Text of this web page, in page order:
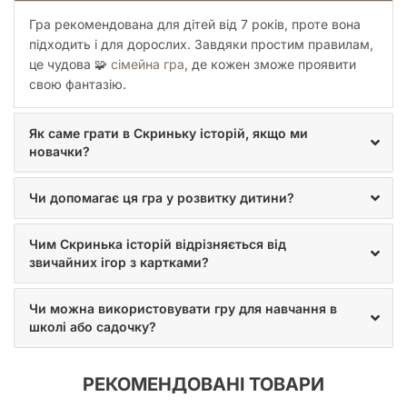
історій, а й у реальному житті, розвиваючи емпатію та
вміння працювати в команді. Діти, які регулярно грають у
подібні ігри, легше адаптуються до соціальних ситуацій,
впевненіше почуваються у спілкуванні з однолітками та
Ідеально для сімейного дозвілля
сучасному ритмі життя, коли кожен член сім'ї зайнятий
своїми справами, спільні ігри стають рідкістю. Ця гра
створює ідеальні умови для того, щоб батьки та діти могли
зануритися у світ спільної творчості, обмінюватися ідеями
та просто насолоджуватися товариством один одного. Це
спосіб створити незабутні спогади та зміцнити родинні
зв'язки.
Переваги "Скриньки історій":
Розвиток фантазії: Заохочує до створення
оригінальних сюжетів та образів.
Гра рекомендована для дітей від 7 років, проте вона
підходить і для дорослих. Завдяки простим правилам,
це чудова 🧩 сімейна гра, де кожен зможе проявити
свою фантазію.
Як саме грати в Скриньку історій, якщо ми
новачки?
Чи допомагає ця гра у розвитку дитини?
Чим Скринька історій відрізняється від
звичайних ігор з картками?
Чи можна використовувати гру для навчання в
школі або садочку?
РЕКОМЕНДОВАНІ ТОВАРИ